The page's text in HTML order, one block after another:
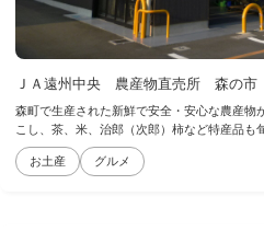
ＪＡ遠州中央 農産物直売所 森の市
森町で生産された新鮮で安全・安心な農産物
こし、茶、米、治郎（次郎）柿など特産品も
お土産 グルメ